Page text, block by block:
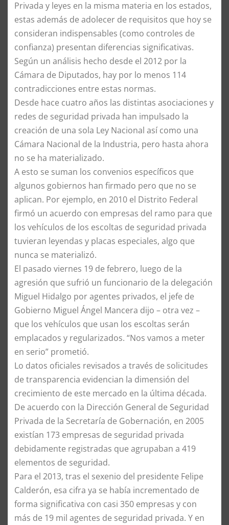
Privada y leyes en la misma materia en los estados,
estas además de adolecer de requisitos que hoy se
consideran indispensables (como controles de
confianza) presentan diferencias significativas.
Según un análisis hecho desde el 2012 por la
Cámara de Diputados, hay por lo menos 114
contradicciones entre estas normas.
Desde hace cuatro años las distintas asociaciones y
redes de seguridad privada han impulsado la
creación de una sola Ley Nacional así como una
Cámara Nacional de la Industria, pero hasta ahora
no se ha materializado.
A esto se suman los convenios específicos que
algunos gobiernos han firmado pero que no se
aplican. Por ejemplo, en 2010 el Distrito Federal
firmó un acuerdo con empresas del ramo para que
los vehículos de los escoltas de seguridad privada
tuvieran leyendas y placas especiales, algo que
nunca se materializó.
El pasado viernes 19 de febrero, luego de la
agresión que sufrió un funcionario de la delegación
Miguel Hidalgo por agentes privados, el jefe de
Gobierno Miguel Ángel Mancera dijo – otra vez –
que los vehículos que usan los escoltas serán
emplacados y regularizados. “Nos vamos a meter
en serio” prometió.
Lo datos oficiales revisados a través de solicitudes
de transparencia evidencian la dimensión del
crecimiento de este mercado en la última década.
De acuerdo con la Dirección General de Seguridad
Privada de la Secretaría de Gobernación, en 2005
existían 173 empresas de seguridad privada
debidamente registradas que agrupaban a 419
elementos de seguridad.
Para el 2013, tras el sexenio del presidente Felipe
Calderón, esa cifra ya se había incrementado de
forma significativa con casi 350 empresas y con
más de 19 mil agentes de seguridad privada. Y en